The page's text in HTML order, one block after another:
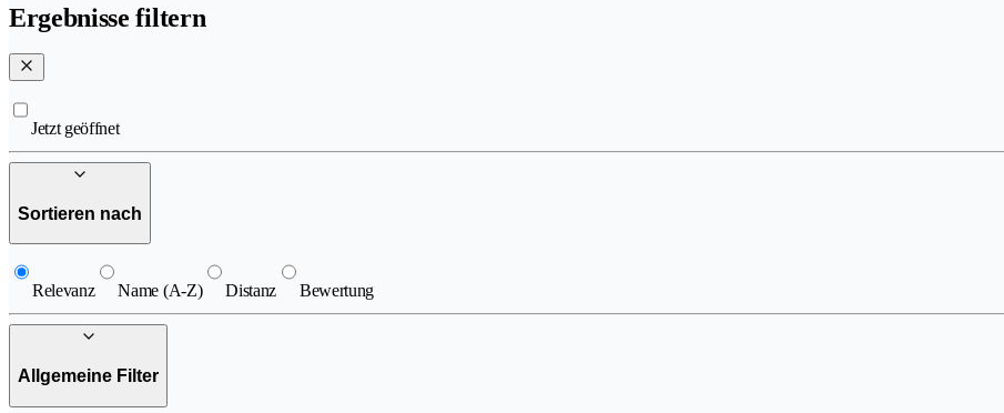
Ergebnisse filtern
Jetzt geöffnet
Sortieren nach
Relevanz Name (A-Z) Distanz Bewertung
Allgemeine Filter